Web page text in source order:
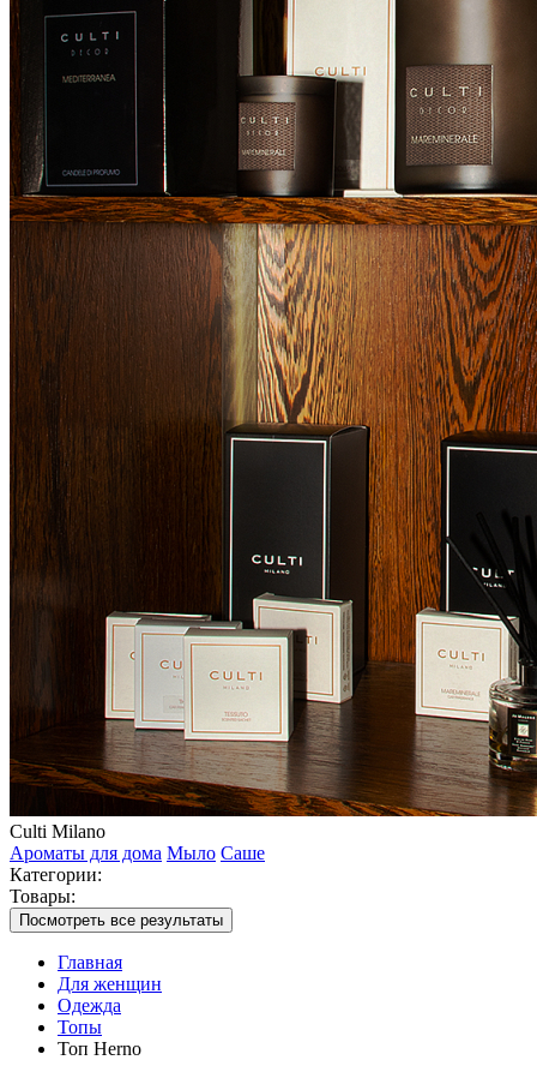
Culti Milano
Ароматы для дома Мыло Саше
Категории:
Товары:
Посмотреть все результаты
Главная
Для женщин
Одежда
Топы
Топ Herno